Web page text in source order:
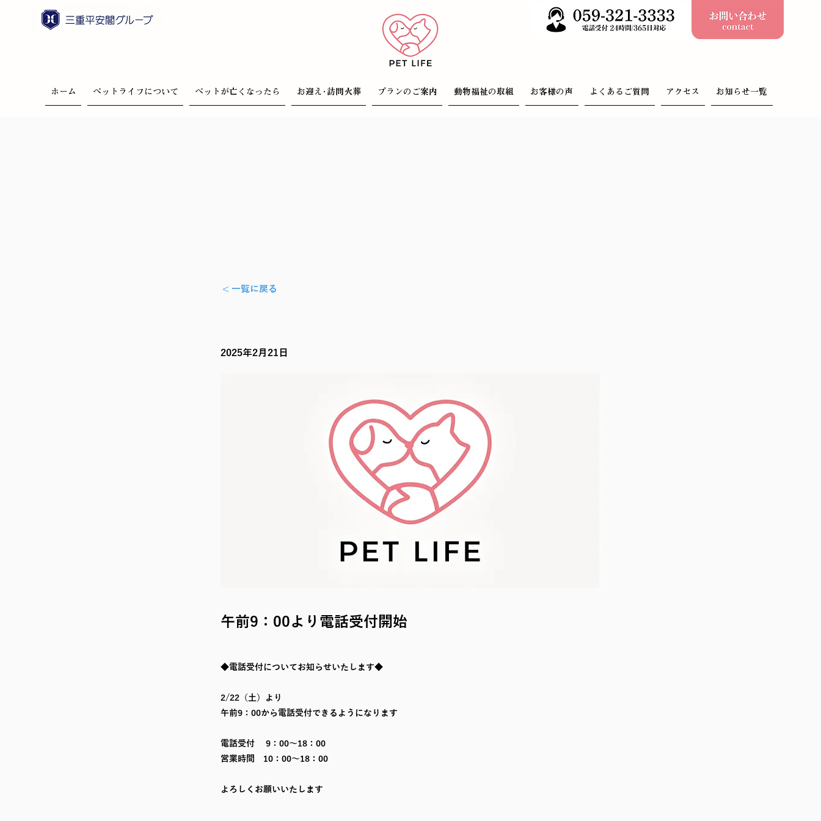
ホーム ペットライフについて ペットが亡くなったら お迎え･訪問火葬 プランのご案内 動物福祉の取組 お客様の声 よくあるご質問 アクセス お知らせ一覧
< 一覧に戻る
2025年2月21日
午前9：00より電話受付開始
◆電話受付についてお知らせいたします◆
2/22（土）より
午前9：00から電話受付できるようになります
電話受付 9：00～18：00
営業時間 10：00～18：00
よろしくお願いいたします